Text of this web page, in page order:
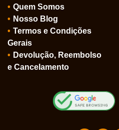
Quem Somos
Nosso Blog
Termos e Condições
Gerais
Devolução, Reembolso
e Cancelamento